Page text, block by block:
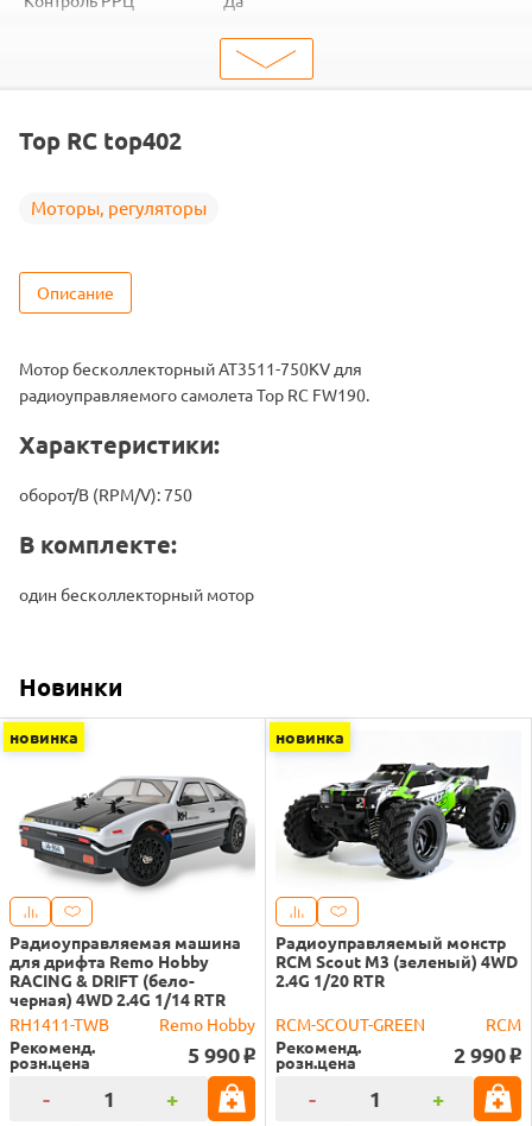
2000000097121
Запчасти для самолетов
Подходит
Top RC top402
Моторы, регуляторы
Описание
Мотор бесколлекторный AT3511-750KV для
радиоуправляемого самолета Top RC FW190.
Характеристики:
оборот/В (RPM/V): 750
В комплекте:
один бесколлекторный мотор
Новинки
новинка
Радиоуправляемая машина
для дрифта Remo Hobby
RACING & DRIFT (бело-
черная) 4WD 2.4G 1/14 RTR
RH1411-TWB
Remo Hobby
Рекоменд.
розн.цена 5 990 o
- +
новинка
Радиоуправляемый монстр
RCM Scout M3 (зеленый) 4WD
2.4G 1/20 RTR
RCM-SCOUT-GREEN
RCM
Рекоменд.
розн.цена 2 990 o
- +